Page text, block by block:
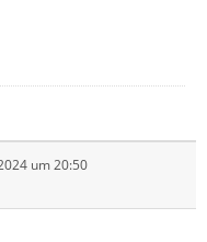
um 20:50